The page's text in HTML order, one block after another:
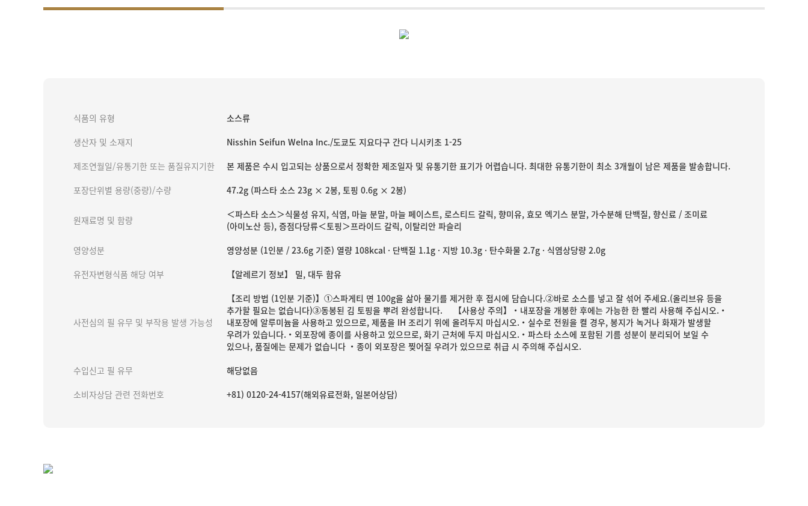
식품의 유형
소스류
생산자 및 소재지
Nisshin Seifun Welna Inc./도쿄도 지요다구 간다 니시키초 1-25
제조연월일/유통기한 또는 품질유지기한
본 제품은 수시 입고되는 상품으로서 정확한 제조일자 및 유통기한 표기가 어렵습니다. 최대한 유통기한이 최소 3개월이 남은 제품을 발송합니다.
포장단위별 용량(중량)/수량
47.2g (파스타 소스 23g × 2봉, 토핑 0.6g × 2봉)
원재료명 및 함량
＜파스타 소스＞식물성 유지, 식염, 마늘 분말, 마늘 페이스트, 로스티드 갈릭, 향미유, 효모 엑기스 분말, 가수분해 단백질, 향신료 / 조미료
(아미노산 등), 증점다당류＜토핑＞프라이드 갈릭, 이탈리안 파슬리
영양성분
영양성분 (1인분 / 23.6g 기준) 열량 108kcal · 단백질 1.1g · 지방 10.3g · 탄수화물 2.7g · 식염상당량 2.0g
유전자변형식품 해당 여부
【알레르기 정보】 밀, 대두 함유
사전심의 필 유무 및 부작용 발생 가능성
【조리 방법 (1인분 기준)】①스파게티 면 100g을 삶아 물기를 제거한 후 접시에 담습니다.②바로 소스를 넣고 잘 섞어 주세요.(올리브유 등을
추가할 필요는 없습니다)③동봉된 김 토핑을 뿌려 완성합니다. 【사용상 주의】・내포장을 개봉한 후에는 가능한 한 빨리 사용해 주십시오.・
내포장에 알루미늄을 사용하고 있으므로, 제품을 IH 조리기 위에 올려두지 마십시오.・실수로 전원을 켤 경우, 봉지가 녹거나 화재가 발생할
우려가 있습니다.・외포장에 종이를 사용하고 있으므로, 화기 근처에 두지 마십시오.・파스타 소스에 포함된 기름 성분이 분리되어 보일 수
있으나, 품질에는 문제가 없습니다 ・종이 외포장은 찢어질 우려가 있으므로 취급 시 주의해 주십시오.
수입신고 필 유무
해당없음
소비자상담 관련 전화번호
+81) 0120-24-4157(해외유료전화, 일본어상담)